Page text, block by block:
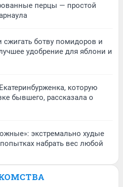
перцы — простой
ботву помидоров и
удобрение для яблони и
которую
бывшего, рассказала о
экстремально худые
набрать вес любой